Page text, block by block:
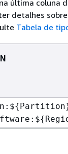
última coluna
detalhes
Tabela de
{
{